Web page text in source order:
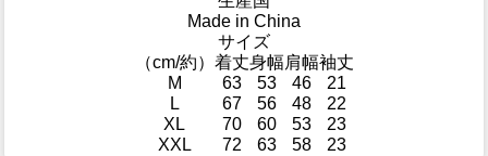
Made in China
サイズ
（cm/約） 着丈身幅肩幅袖丈
M
63 53 46
21
L
67 56 48
22
XL
70 60 53
23
XXL
72 63 58 23